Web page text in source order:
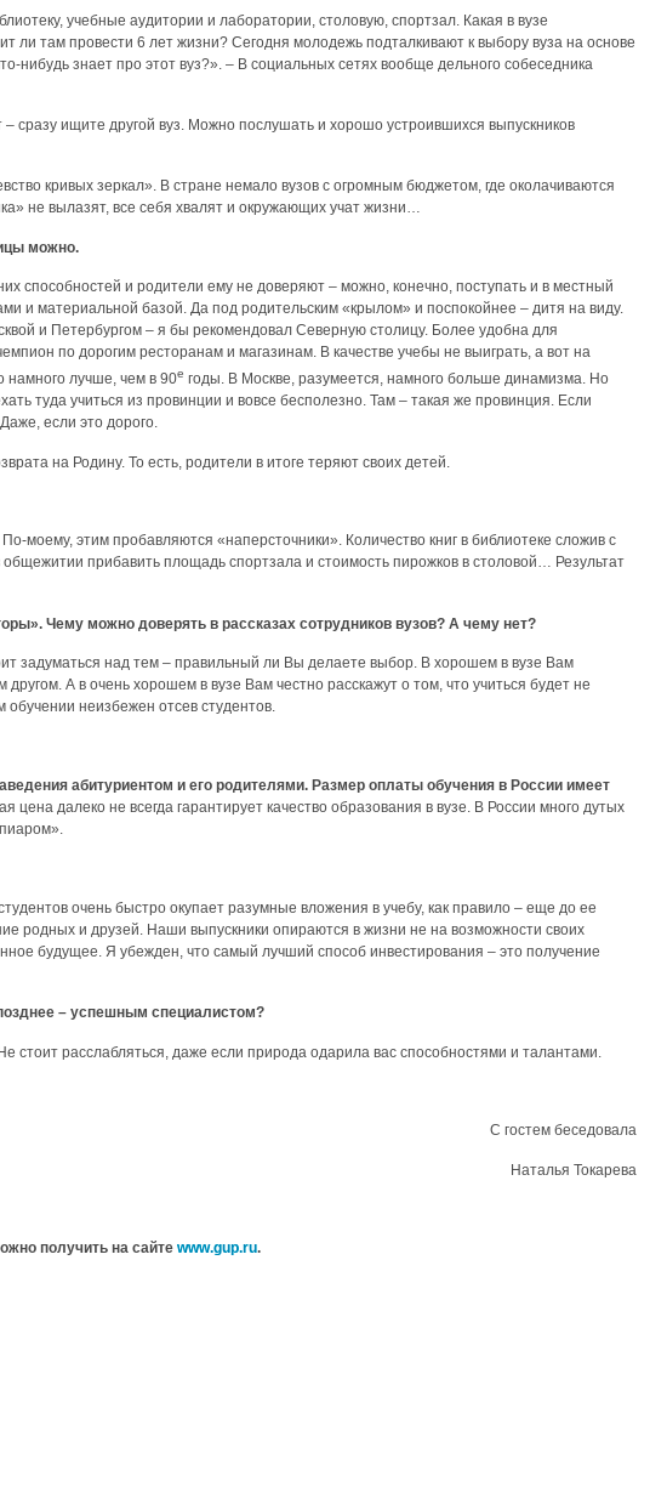
учебные аудитории и лаборатории, столовую, спортзал. Какая в вузе
ли там провести 6 лет жизни? Сегодня молодежь подталкивают к выбору вуза на основе
нибудь знает про этот вуз?». – В социальных сетях вообще дельного собеседника
сразу ищите другой вуз. Можно послушать и хорошо устроившихся выпускников
кривых зеркал». В стране немало вузов с огромным бюджетом, где околачиваются
не вылазят, все себя хвалят и окружающих учат жизни…
можно.
способностей и родители ему не доверяют – можно, конечно, поступать и в местный
и материальной базой. Да под родительским «крылом» и поспокойнее – дитя на виду.
и Петербургом – я бы рекомендовал Северную столицу. Более удобна для
по дорогим ресторанам и магазинам. В качестве учебы не выиграть, а вот на
намного лучше, чем в 90е годы. В Москве, разумеется, намного больше динамизма. Но
туда учиться из провинции и вовсе бесполезно. Там – такая же провинция. Если
если это дорого.
на Родину. То есть, родители в итоге теряют своих детей.
моему, этим пробавляются «наперсточники». Количество книг в библиотеке сложив с
прибавить площадь спортзала и стоимость пирожков в столовой… Результат
Чему можно доверять в рассказах сотрудников вузов? А чему нет?
задуматься над тем – правильный ли Вы делаете выбор. В хорошем в вузе Вам
А в очень хорошем в вузе Вам честно расскажут о том, что учиться будет не
обучении неизбежен отсев студентов.
абитуриентом и его родителями. Размер оплаты обучения в России имеет
далеко не всегда гарантирует качество образования в вузе. В России много дутых
очень быстро окупает разумные вложения в учебу, как правило – еще до ее
родных и друзей. Наши выпускники опираются в жизни не на возможности своих
будущее. Я убежден, что самый лучший способ инвестирования – это получение
– успешным специалистом?
расслабляться, даже если природа одарила вас способностями и талантами.
С гостем беседовала
Наталья Токарева
получить на сайте www.gup.ru.